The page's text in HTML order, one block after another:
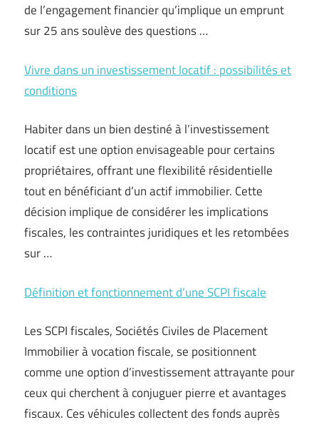
de l’engagement financier qu’implique un emprunt
sur 25 ans soulève des questions …
Vivre dans un investissement locatif : possibilités et
conditions
Habiter dans un bien destiné à l’investissement
locatif est une option envisageable pour certains
propriétaires, offrant une flexibilité résidentielle
tout en bénéficiant d’un actif immobilier. Cette
décision implique de considérer les implications
fiscales, les contraintes juridiques et les retombées
sur …
Définition et fonctionnement d’une SCPI fiscale
Les SCPI fiscales, Sociétés Civiles de Placement
Immobilier à vocation fiscale, se positionnent
comme une option d’investissement attrayante pour
ceux qui cherchent à conjuguer pierre et avantages
fiscaux. Ces véhicules collectent des fonds auprès